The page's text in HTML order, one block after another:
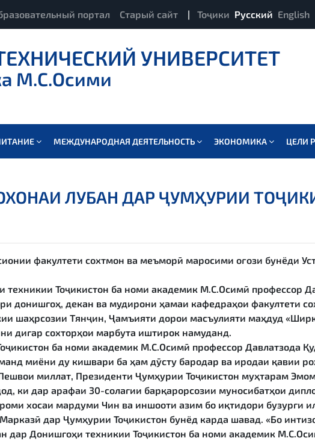
портал Старый сайт | Тоҷики Русский English
УНИВЕРСИТЕТ
М.С.Осими
МЕЖДУНАРОДНАЯ ДЕЯТЕЛЬНОСТЬ ЭКОНОМИКА ЦЕЛИ
ЛУБАН ДАР ҶУМҲУРИИ
факултети сохтмон ва меъморӣ маросими оғози бунёди
Тоҷикистон ба номи академик М.С.Осимӣ профессор
донишгоҳ, декан ва мудирони ҳамаи кафедраҳои факултети
шаҳрсозии Тянҷин, Ҷамъияти дорои масъулияти маҳдуд
дигар сохторҳои марбута иштирок намуданд.
ба номи академик М.С.Осимӣ профессор Давлатзода
миёни ду кишвари ба ҳам дӯсту бародар ва иродаи қавии
миллат, Президенти Ҷумҳурии Тоҷикистон муҳтарам
ки дар арафаи 30-солагии барқарорсозии муносибатҳои
хосаи мардуми Чин ва иншооти азим бо иқтидори бузурги
дар Ҷумҳурии Тоҷикистон бунёд карда шавад. «Бо
дар Донишгоҳи техникии Тоҷикистон ба номи академик